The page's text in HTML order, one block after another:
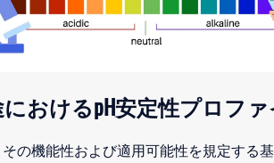
おけるpH安定性プロフ
の機能性および適用可能性を規定する